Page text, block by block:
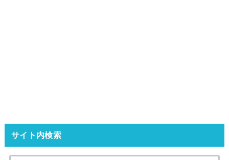
サイト内検索